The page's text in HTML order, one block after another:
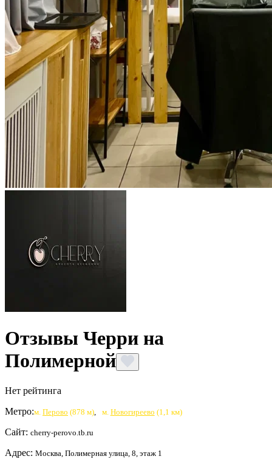
Отзывы Черри на
Полимерной
Нет рейтинга
Метро:м. Перово (878 м) м. Новогиреево (1,1 км)
Сайт: cherry-perovo.tb.ru
Адрес: Москва, Полимерная улица, 8, этаж 1